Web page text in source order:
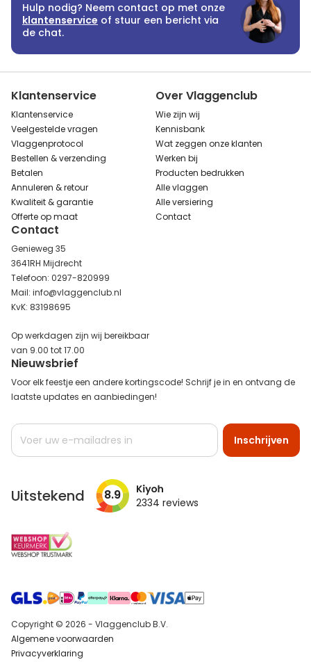
Hulp nodig? Neem contact op met onze
klantenservice of stuur een bericht via
de chat.
Klantenservice
Klantenservice
Veelgestelde vragen
Vlaggenprotocol
Bestellen & verzending
Betalen
Annuleren & retour
Kwaliteit & garantie
Offerte op maat
Over Vlaggenclub
Wie zijn wij
Kennisbank
Wat zeggen onze klanten
Werken bij
Producten bedrukken
Alle vlaggen
Alle versiering
Contact
Contact
Genieweg 35
3641RH Mijdrecht
Telefoon: 0297-820999
Mail: info@vlaggenclub.nl
KvK: 83198695
Op werkdagen zijn wij bereikbaar
van 9.00 tot 17.00
Nieuwsbrief
Voor elk feestje een andere kortingscode! Schrijf je in en ontvang de
laatste updates en aanbiedingen!
Abonneer
op
Inschrijven
Uitstekend 8.9 2334 reviews
Copyright © 2026 - Vlaggenclub B.V.
Algemene voorwaarden
Privacyverklaring